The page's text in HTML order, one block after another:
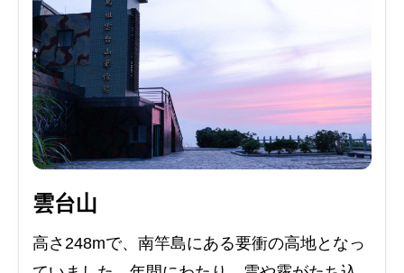
雲台山
高さ248mで、南竿島にある要衝の高地となっ